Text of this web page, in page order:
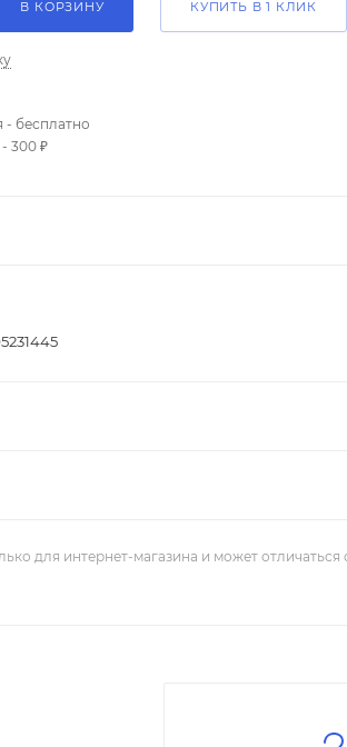
В КОРЗИНУ КУПИТЬ В 1 КЛИК
- бесплатно
- 300 ₽
для интернет-магазина и может отличаться